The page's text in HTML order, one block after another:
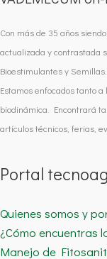
Con más de 35 años
actualizada y contrastada
Bioestimulantes y Semillas.
Estamos enfocados tanto
biodinámica. Encontrará
artículos técnicos, ferias,
Portal
Quienes somos y
¿Cómo encuentras
Manejo de